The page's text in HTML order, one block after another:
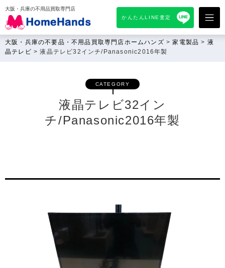
大阪・兵庫の不用品買取専門店
かんたんLINE査定
大阪・兵庫の不要品・不用品買取専門店ホームハンズ >家電製品 > 液
晶テレビ >液晶テレビ32インチ/Panasonic2016年製
CATEGORY
液晶テレビ32イン
チ/Panasonic2016年製